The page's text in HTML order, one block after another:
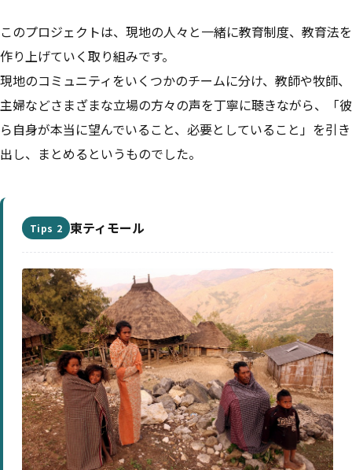
このプロジェクトは、現地の人々と一緒に教育制度、教育法を
作り上げていく取り組みです。
現地のコミュニティをいくつかのチームに分け、教師や牧師、
主婦などさまざまな立場の方々の声を丁寧に聴きながら、「彼
ら自身が本当に望んでいること、必要としていること」を引き
出し、まとめるというものでした。
Tips 2 東ティモール